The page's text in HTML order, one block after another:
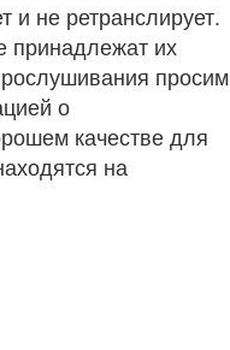
и не ретранслирует.
принадлежат их
просим
о
качестве для
на